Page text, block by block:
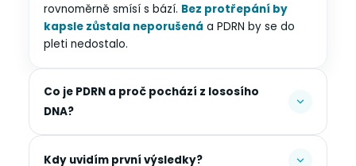
rovnoměrně smísí s bází. Bez protřepání by
kapsle zůstala neporušená a PDRN by se do
pleti nedostalo.
Co je PDRN a proč pochází z lososího
DNA?
Kdy uvidím první výsledky?